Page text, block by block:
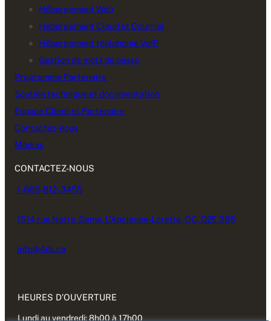
Hébergement Web
Hébergement Cloud et Courriel
Hébergement téléphonie VoIP
Gestion de mots de passe
Programme Partenaire
Soutien technique et documentation
Espace Client et Partenaire
Contactez-nous
Médias
CONTACTEZ-NOUS
1-866-812-3455
1614 rue Notre-Dame, L’Ancienne-Lorette, QC, G2E 3B5
info@4ds.ca
HEURES D’OUVERTURE
Lundi au vendredi: 8h00 à 17h00